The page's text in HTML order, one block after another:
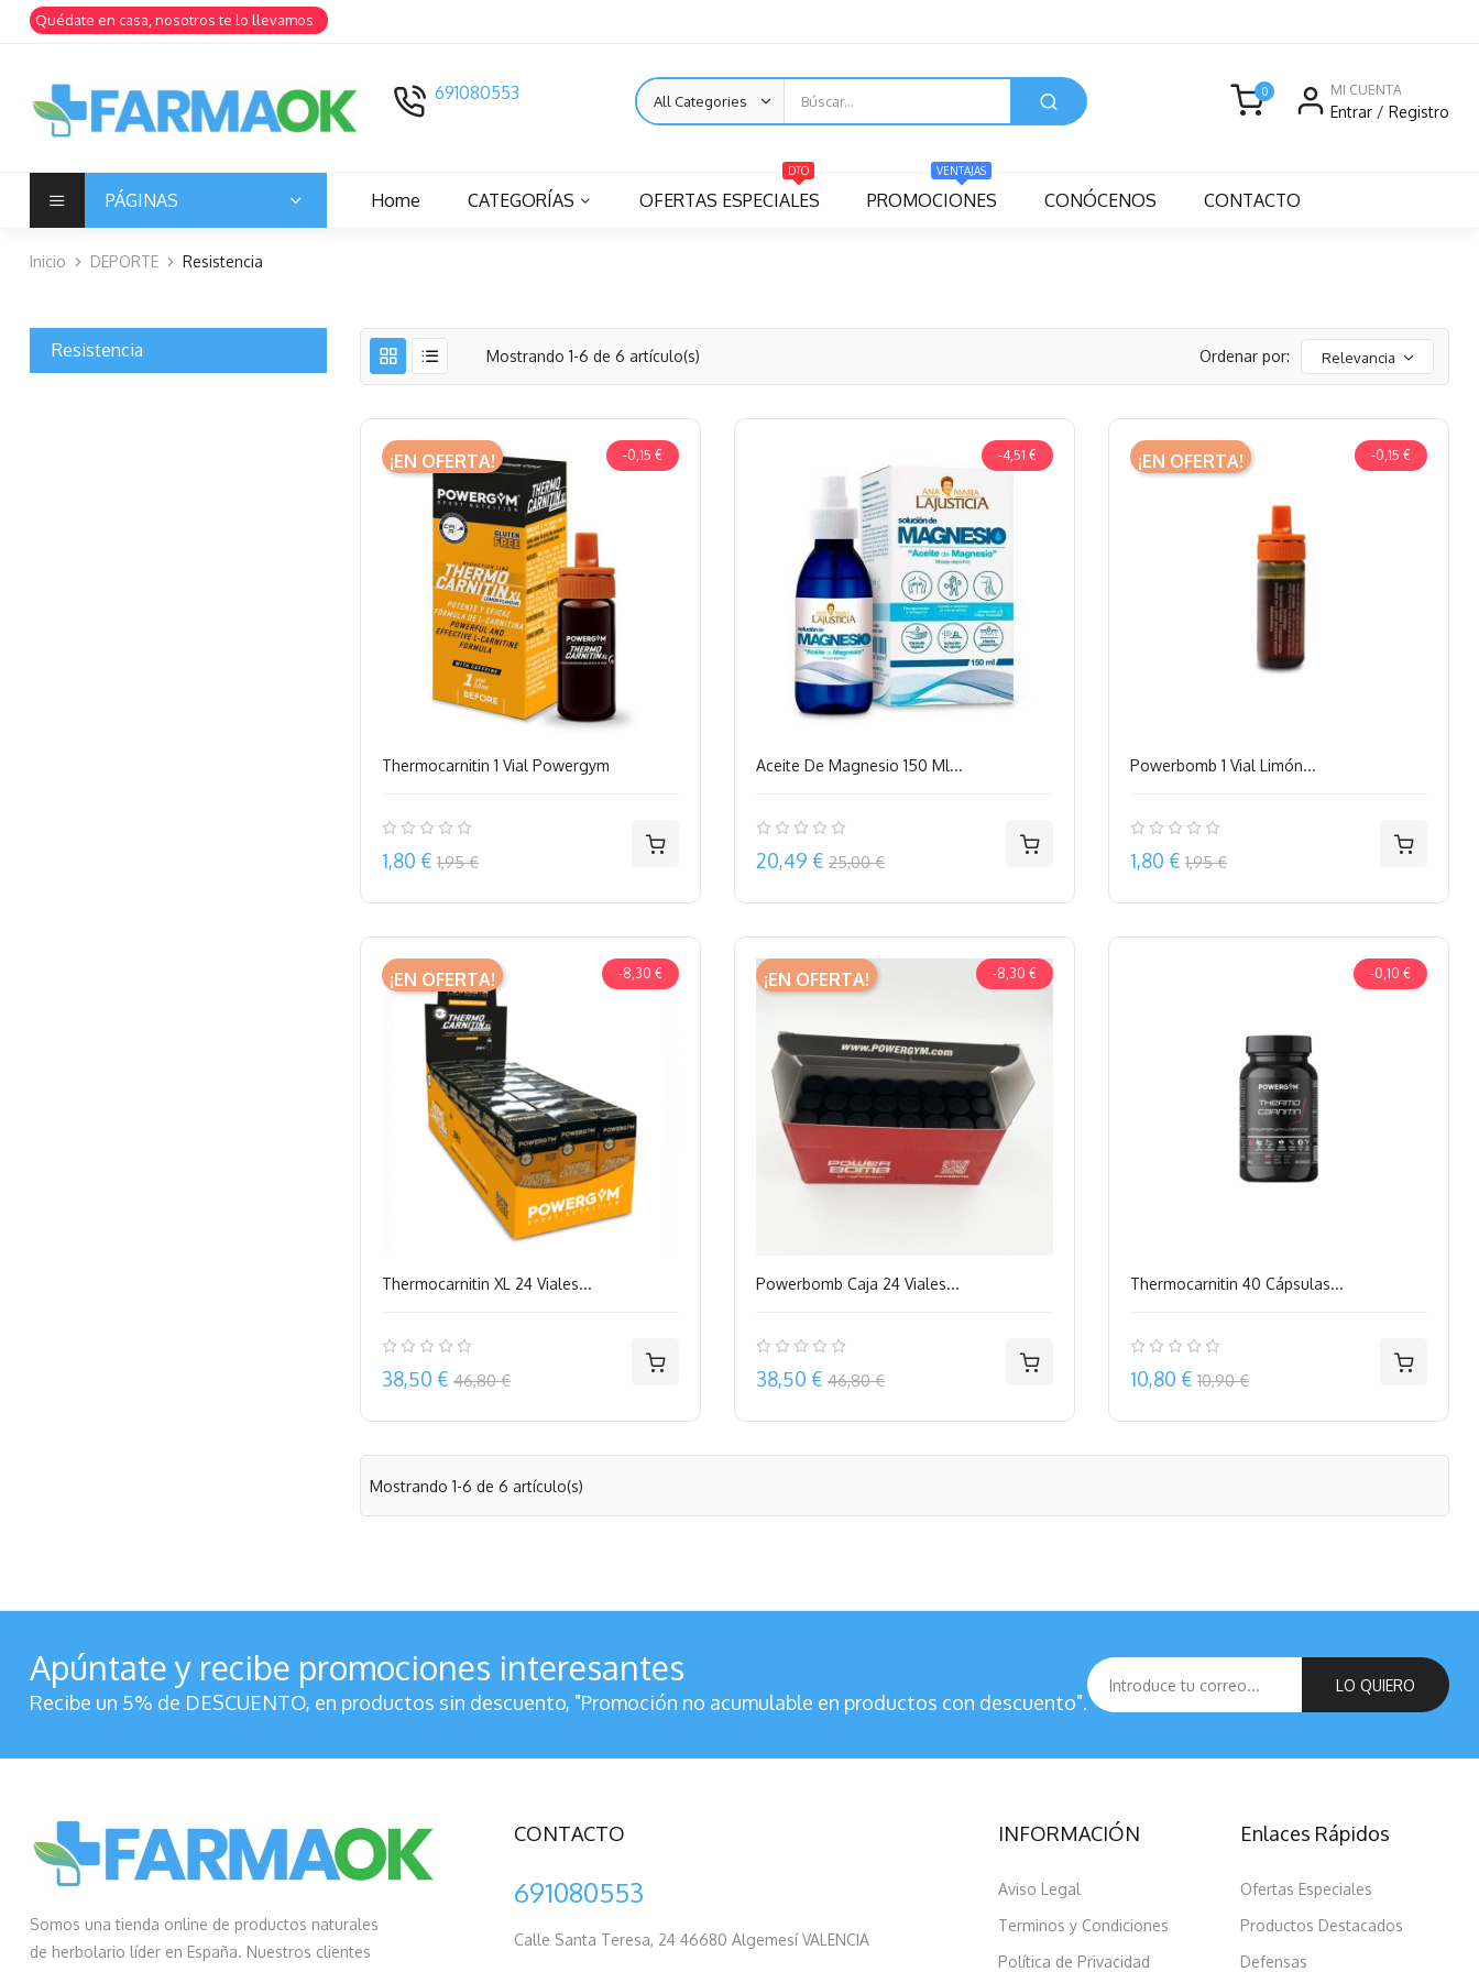
Quédate en casa, nosotros te lo llevamos
691080553 0 MI CUENTA
Entrar / Registro
PÁGINAS Home CATEGORÍAS
DTO
OFERTAS ESPECIALES
VENTAJAS
PROMOCIONES CONÓCENOS CONTACTO
Inicio DEPORTE Resistencia
Resistencia Mostrando 1-6 de 6 artículo(s) Ordenar por: Relevancia
¡EN OFERTA! -0,15 €
Thermocarnitin 1 Vial Powergym
Precio
1,80 € 1,95 €
-4,51 €
Aceite De Magnesio 150 Ml...
Precio
20,49 € 25,00 €
¡EN OFERTA! -0,15 €
Powerbomb 1 Vial Limón...
Precio
1,80 € 1,95 €
¡EN OFERTA! -8,30 €
Thermocarnitin XL 24 Viales...
Precio
38,50 € 46,80 €
¡EN OFERTA! -8,30 €
Powerbomb Caja 24 Viales...
Precio
38,50 € 46,80 €
-0,10 €
Thermocarnitin 40 Cápsulas...
Precio
10,80 € 10,90 €
Mostrando 1-6 de 6 artículo(s)
Apúntate y recibe promociones interesantes
Recibe un 5% de DESCUENTO, en productos sin descuento, "Promoción no acumulable en productos con descuento".
LO QUIERO
Somos una tienda online de productos naturales
de herbolario líder en España. Nuestros clientes
CONTACTO
691080553
Calle Santa Teresa, 24 46680 Algemesí VALENCIA
INFORMACIÓN
Aviso Legal
Terminos y Condiciones
Política de Privacidad
Enlaces Rápidos
Ofertas Especiales
Productos Destacados
Defensas